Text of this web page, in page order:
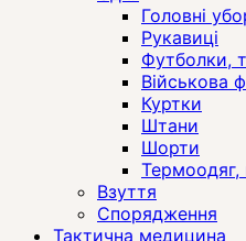
Головні
Рукавиці
Футболки,
Військова
Куртки
Штани
Шорти
Взуття
Спорядження
Тактична медицина